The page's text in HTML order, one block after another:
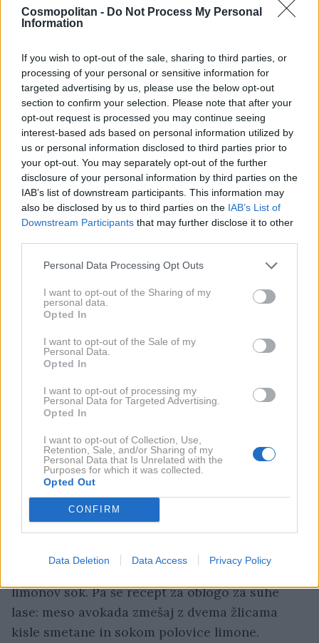
Cosmopolitan - Do Not Process My Personal
Information
If you wish to opt-out of the sale, sharing to third parties, or
processing of your personal or sensitive information for
targeted advertising by us, please use the below opt-out
section to confirm your selection. Please note that after your
opt-out request is processed you may continue seeing
interest-based ads based on personal information utilized by
us or personal information disclosed to third parties prior to
your opt-out. You may separately opt-out of the further
disclosure of your personal information by third parties on the
IAB’s list of downstream participants. This information may
also be disclosed by us to third parties on the IAB’s List of
Downstream Participants that may further disclose it to other
Personal Data Processing Opt Outs
I want to opt-out of the Sharing of my
personal data.
Opted In
I want to opt-out of the Sale of my
Personal Data.
Opted In
I want to opt-out of processing my
Personal Data for Targeted Advertising.
Opted In
I want to opt-out of Collection, Use,
Retention, Sale, and/or Sharing of my
Personal Data that Is Unrelated with the
Purposes for which it was collected.
Opted Out
CONFIRM
Data Deletion Data Access Privacy Policy
mandljev. Sestavine lahko zmešaš z rastlinskim
naneseš na obraz.
Toniki
Zeleni čaj je naravni antioksidant in kožo ščiti
pred škodljivimi vplivi iz okolja. Kamilični čaj
blaži kožo in deluje protivnetno. Za mastno
kožo lahko uporabiš mešanico vode in
limonovega soka. Zame so najboljši toniki na
svetu hidrolati (hidrolat je voda, ki nastane pri
proizvodnji eteričnih olj).
Kreme
Kremo boš našla v hladilniku – uporabiš lahko
mleko, sladko smetano ali celo majonezo
(priporočam organsko). Morda se sliši smešno –
vendar majoneza vsebuje rastlinsko olje, kis in
Nega las
Da bodo tvoji lasje svetleči, jih speri z mešanico
vode in jabolčnega kisa. Če želiš svoj videz
limonov sok. Pa še recept za oblogo za suhe
lase: meso avokada zmešaj z dvema žlicama
kisle smetane in sokom polovice limone.